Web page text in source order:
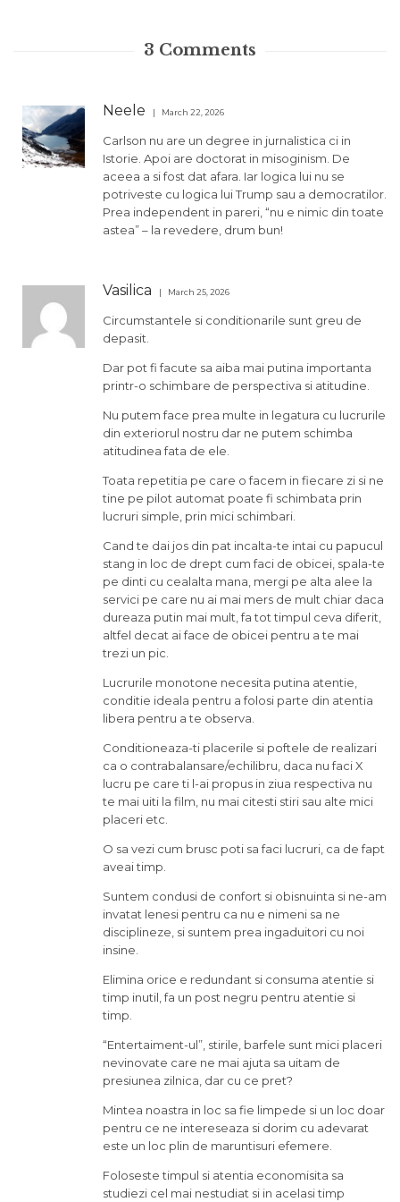
3 Comments
Neele March 22, 2026
Carlson nu are un degree in jurnalistica ci in
Istorie. Apoi are doctorat in misoginism. De
aceea a si fost dat afara. Iar logica lui nu se
potriveste cu logica lui Trump sau a democratilor.
Prea independent in pareri, “nu e nimic din toate
astea” – la revedere, drum bun!
Vasilica March 25, 2026
Circumstantele si conditionarile sunt greu de
depasit.
Dar pot fi facute sa aiba mai putina importanta
printr-o schimbare de perspectiva si atitudine.
Nu putem face prea multe in legatura cu lucrurile
din exteriorul nostru dar ne putem schimba
atitudinea fata de ele.
Toata repetitia pe care o facem in fiecare zi si ne
tine pe pilot automat poate fi schimbata prin
lucruri simple, prin mici schimbari.
Cand te dai jos din pat incalta-te intai cu papucul
stang in loc de drept cum faci de obicei, spala-te
pe dinti cu cealalta mana, mergi pe alta alee la
servici pe care nu ai mai mers de mult chiar daca
dureaza putin mai mult, fa tot timpul ceva diferit,
altfel decat ai face de obicei pentru a te mai
trezi un pic.
Lucrurile monotone necesita putina atentie,
conditie ideala pentru a folosi parte din atentia
libera pentru a te observa.
Conditioneaza-ti placerile si poftele de realizari
ca o contrabalansare/echilibru, daca nu faci X
lucru pe care ti l-ai propus in ziua respectiva nu
te mai uiti la film, nu mai citesti stiri sau alte mici
placeri etc.
O sa vezi cum brusc poti sa faci lucruri, ca de fapt
aveai timp.
Suntem condusi de confort si obisnuinta si ne-am
invatat lenesi pentru ca nu e nimeni sa ne
disciplineze, si suntem prea ingaduitori cu noi
insine.
Elimina orice e redundant si consuma atentie si
timp inutil, fa un post negru pentru atentie si
timp.
“Entertaiment-ul”, stirile, barfele sunt mici placeri
nevinovate care ne mai ajuta sa uitam de
presiunea zilnica, dar cu ce pret?
Mintea noastra in loc sa fie limpede si un loc doar
pentru ce ne intereseaza si dorim cu adevarat
este un loc plin de maruntisuri efemere.
Foloseste timpul si atentia economisita sa
studiezi cel mai nestudiat si in acelasi timp